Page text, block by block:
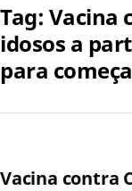
Tag: Vacina
idosos a
para
Vacina contra